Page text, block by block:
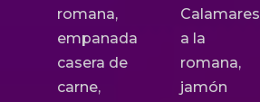
romana,
empanada
casera de
carne,
Calamares
a la
romana,
jamón